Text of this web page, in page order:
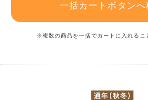
一括カートボタンへ
※複数の商品を一括でカートに入れるこ